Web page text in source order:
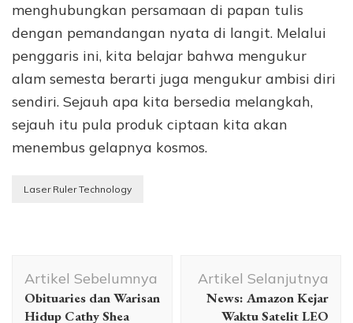
menghubungkan persamaan di papan tulis
dengan pemandangan nyata di langit. Melalui
penggaris ini, kita belajar bahwa mengukur
alam semesta berarti juga mengukur ambisi diri
sendiri. Sejauh apa kita bersedia melangkah,
sejauh itu pula produk ciptaan kita akan
menembus gelapnya kosmos.
Laser Ruler Technology
Artikel
Artikel Sebelumnya
Obituaries dan Warisan
Hidup Cathy Shea
Artikel Selanjutnya
News: Amazon Kejar
Waktu Satelit LEO